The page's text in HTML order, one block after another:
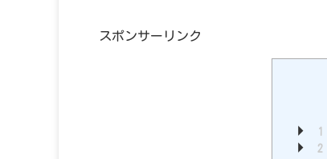
スポンサーリンク
1
2